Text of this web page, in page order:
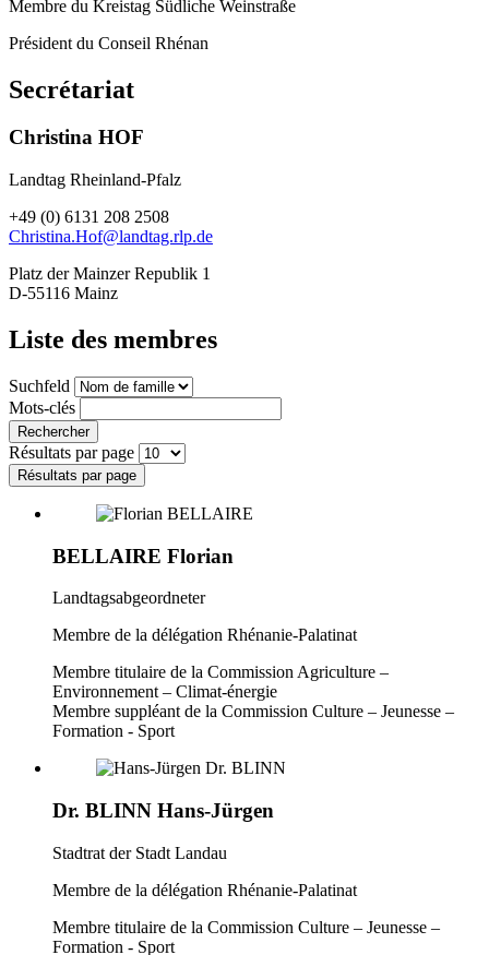
Membre du Kreistag Südliche Weinstraße
Président du Conseil Rhénan
Secrétariat
Christina HOF
Landtag Rheinland-Pfalz
+49 (0) 6131 208 2508
Christina.Hof@landtag.rlp.de
Platz der Mainzer Republik 1
D-55116 Mainz
Liste des membres
Suchfeld
Mots-clés
Rechercher
Résultats par page
Résultats par page
BELLAIRE Florian
Landtagsabgeordneter
Membre de la délégation Rhénanie-Palatinat
Membre titulaire de la Commission Agriculture –
Environnement – Climat-énergie
Membre suppléant de la Commission Culture – Jeunesse –
Formation - Sport
Dr. BLINN Hans-Jürgen
Stadtrat der Stadt Landau
Membre de la délégation Rhénanie-Palatinat
Membre titulaire de la Commission Culture – Jeunesse –
Formation - Sport